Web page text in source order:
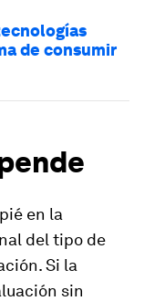
de consumir
en la
del tipo de
Si la
sin